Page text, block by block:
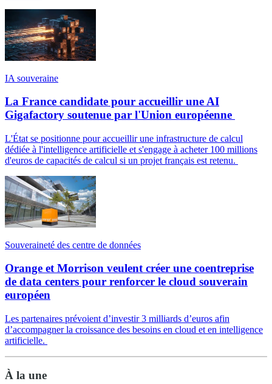
IA souveraine
La France candidate pour accueillir une AI
Gigafactory soutenue par l'Union européenne
L'État se positionne pour accueillir une infrastructure de calcul
dédiée à l'intelligence artificielle et s'engage à acheter 100 millions
d'euros de capacités de calcul si un projet français est retenu.
Souveraineté des centre de données
Orange et Morrison veulent créer une coentreprise
de data centers pour renforcer le cloud souverain
européen
Les partenaires prévoient d’investir 3 milliards d’euros afin
d’accompagner la croissance des besoins en cloud et en intelligence
artificielle.
À la une